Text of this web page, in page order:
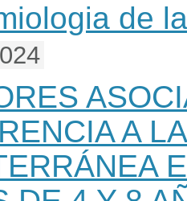
de
A